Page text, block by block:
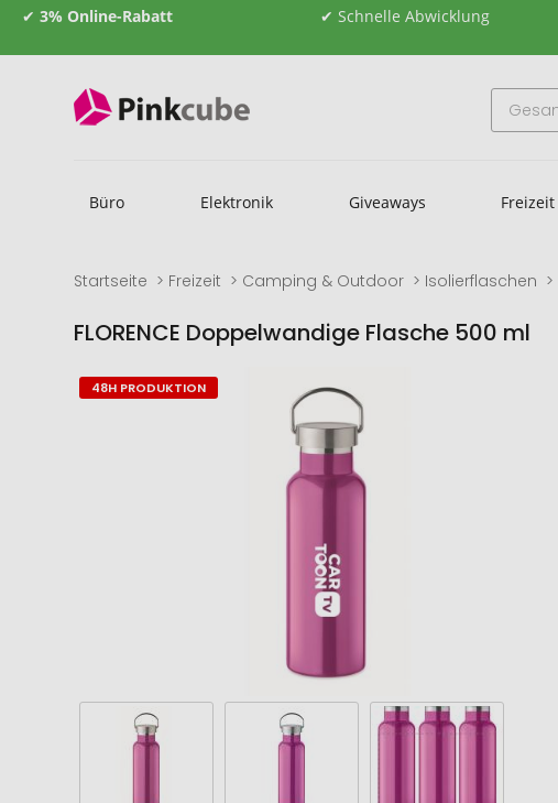
✔ 3% Online-Rabatt ✔ Schnelle Abwicklung
Büro Elektronik Giveaways Freizeit
Startseite Freizeit Camping & Outdoor Isolierflaschen
FLORENCE Doppelwandige Flasche 500 ml
Zum
Ende
Zum
Anfang
48H PRODUKTION